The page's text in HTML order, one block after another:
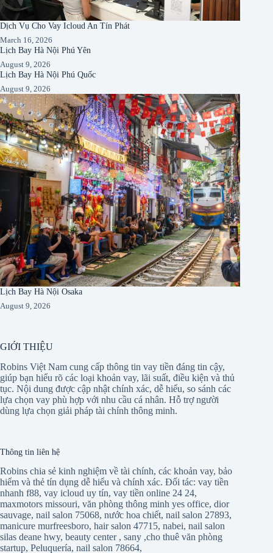
Dịch Vụ Cho Vay Icloud An Tín Phát
March 16, 2026
Lịch Bay Hà Nội Phú Yên
August 9, 2026
Lịch Bay Hà Nội Phú Quốc
August 9, 2026
Lịch Bay Hà Nội Osaka
August 9, 2026
GIỚI THIỆU
Robins Việt Nam cung cấp thông tin vay tiền đáng tin cậy,
giúp bạn hiểu rõ các loại khoản vay, lãi suất, điều kiện và thủ
tục. Nội dung được cập nhật chính xác, dễ hiểu, so sánh các
lựa chọn vay phù hợp với nhu cầu cá nhân. Hỗ trợ người
dùng lựa chọn giải pháp tài chính thông minh.
Thông tin liên hệ
Robins chia sẻ kinh nghiệm về tài chính, các khoản vay, bảo
hiểm và thẻ tín dụng dễ hiểu và chính xác. Đối tác: vay tiền
nhanh f88, vay icloud uy tín, vay tiền online 24 24,
maxmotors missouri, văn phòng thông minh yes office, dior
sauvage, nail salon 75068, nước hoa chiết, nail salon 27893,
manicure murfreesboro, hair salon 47715, nabei, nail salon
silas deane hwy, beauty center, sany ,cho thuê văn phòng
startup, Peluquería, nail salon 78664,